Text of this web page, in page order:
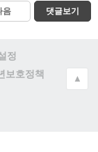
음 댓글보기
정
보호정책
▲